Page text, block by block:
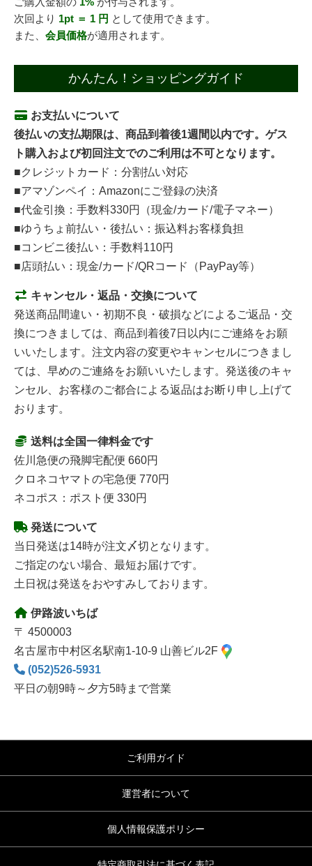
次回より 1pt ＝ 1 円 として使用できます。
また、 会員価格が適用されます。
かんたん！ショッピングガイド
お支払いについて
後払いの支払期限は、商品到着後1週間以内です。ゲス
ト購入および初回注文でのご利用は不可となります。
■クレジットカード：分割払い対応
■アマゾンペイ：Amazonにご登録の決済
■代金引換：手数料330円（現金/カード/電子マネー）
■ゆうちょ前払い・後払い：振込料お客様負担
■コンビニ後払い：手数料110円
■店頭払い：現金/カード/QRコード（PayPay等）
キャンセル・返品・交換について
発送商品間違い・初期不良・破損などによるご返品・交
換につきましては、商品到着後7日以内にご連絡をお願
いいたします。注文内容の変更やキャンセルにつきまし
ては、早めのご連絡をお願いいたします。発送後のキャ
ンセル、お客様のご都合による返品はお断り申し上げて
おります。
送料は全国一律料金です
佐川急便の飛脚宅配便 660円
クロネコヤマトの宅急便 770円
ネコポス：ポスト便 330円
発送について
当日発送は14時が注文〆切となります。
ご指定のない場合、最短お届けです。
土日祝は発送をおやすみしております。
伊路波いちば
〒 4500003
名古屋市中村区名駅南1-10-9 山善ビル2F
(052)526-5931
平日の朝9時～夕方5時まで営業
ご利用ガイド
運営者について
個人情報保護ポリシー